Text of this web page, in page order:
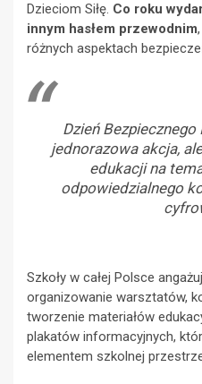
Dzieciom Siłę. Co roku
innym hasłem przewodnim
różnych aspektach
Dzień
jednorazowa akcja,
edukacji na
odpowiedzialnego
Szkoły w całej Polsce
organizowanie warsztatów,
tworzenie materiałów
plakatów informacyjnych,
elementem szkolnej